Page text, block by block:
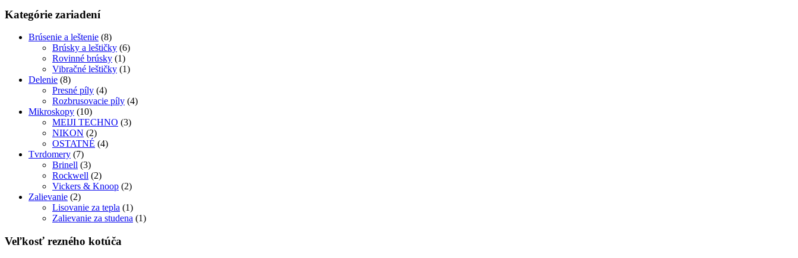
Kategórie zariadení
Brúsenie a leštenie (8)
Brúsky a leštičky (6)
Rovinné brúsky (1)
Vibračné leštičky (1)
Delenie (8)
Presné píly (4)
Rozbrusovacie píly (4)
Mikroskopy (10)
MEIJI TECHNO (3)
NIKON (2)
OSTATNÉ (4)
Tvrdomery (7)
Brinell (3)
Rockwell (2)
Vickers & Knoop (2)
Zalievanie (2)
Lisovanie za tepla (1)
Zalievanie za studena (1)
Veľkosť rezného kotúča